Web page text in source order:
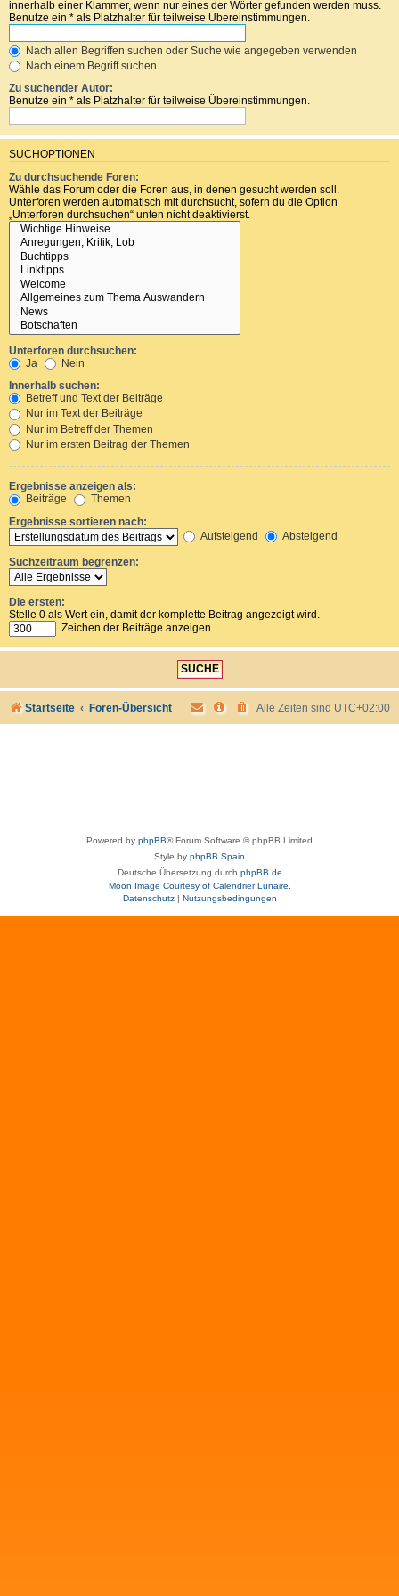
innerhalb einer Klammer, wenn nur eines der Wörter gefunden werden muss.
Benutze ein * als Platzhalter für teilweise Übereinstimmungen.
Nach allen Begriffen suchen oder Suche wie angegeben verwenden
Nach einem Begriff suchen
Zu suchender Autor:
Benutze ein * als Platzhalter für teilweise Übereinstimmungen.
SUCHOPTIONEN
Zu durchsuchende Foren:
Wähle das Forum oder die Foren aus, in denen gesucht werden soll.
Unterforen werden automatisch mit durchsucht, sofern du die Option
„Unterforen durchsuchen“ unten nicht deaktivierst.
Unterforen durchsuchen:
Ja
Nein
Innerhalb suchen:
Betreff und Text der Beiträge
Nur im Text der Beiträge
Nur im Betreff der Themen
Nur im ersten Beitrag der Themen
Ergebnisse anzeigen als:
Beiträge
Themen
Ergebnisse sortieren nach:
Aufsteigend
Absteigend
Suchzeitraum begrenzen:
Die ersten:
Stelle 0 als Wert ein, damit der komplette Beitrag angezeigt wird.
Zeichen der Beiträge anzeigen
Startseite Foren-Übersicht Alle Zeiten sind UTC+02:00
Powered by phpBB® Forum Software © phpBB Limited
Style by phpBB Spain
Deutsche Übersetzung durch phpBB.de
Moon Image Courtesy of Calendrier Lunaire.
Datenschutz| Nutzungsbedingungen